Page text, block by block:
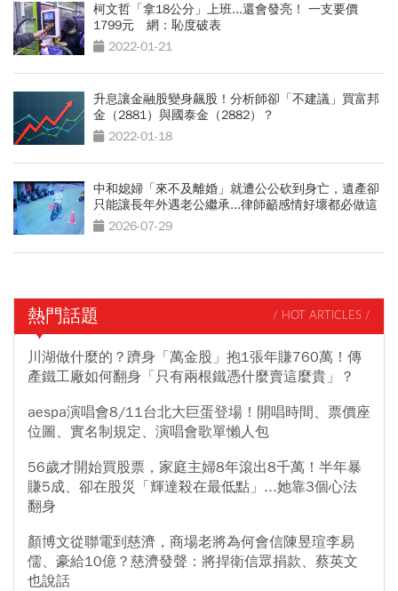
柯文哲「拿18公分」上班...還會發亮！ 一支要價
1799元 網：恥度破表
2022-01-21
升息讓金融股變身飆股！分析師卻「不建議」買富邦
金（2881）與國泰金（2882）？
2022-01-18
中和媳婦「來不及離婚」就遭公公砍到身亡，遺產卻
只能讓長年外遇老公繼承...律師籲感情好壞都必做這
事 2026-07-29
熱門話題 / HOT ARTICLES /
川湖做什麼的？躋身「萬金股」抱1張年賺760萬！傳
產鐵工廠如何翻身「只有兩根鐵憑什麼賣這麼貴」？
aespa演唱會8/11台北大巨蛋登場！開唱時間、票價座
位圖、實名制規定、演唱會歌單懶人包
56歲才開始買股票，家庭主婦8年滾出8千萬！半年暴
賺5成、卻在股災「輝達殺在最低點」...她靠3個心法
翻身
顏博文從聯電到慈濟，商場老將為何會信陳昱瑄李易
儒、豪給10億？慈濟發聲：將捍衛信眾捐款、蔡英文
也說話